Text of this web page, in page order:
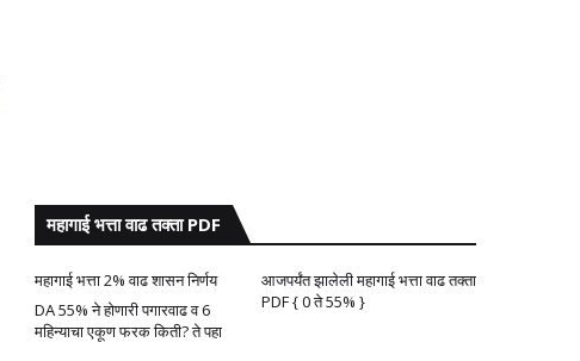
महागाई भत्ता वाढ तक्ता PDF
महागाई भत्ता 2% वाढ शासन निर्णय
आजपर्यंत झालेली महागाई भत्ता वाढ तक्ता
PDF { 0 ते 55% }
DA 55% ने होणारी पगारवाढ व 6
महिन्याचा एकूण फरक किती? ते पहा